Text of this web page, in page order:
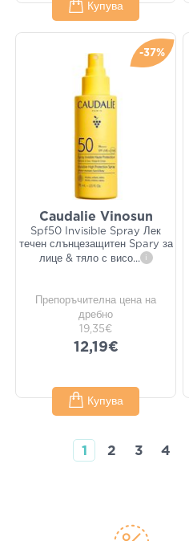
Купува
-37%
Caudalie Vinosun
Spf50 Invisible Spray Лек
течен слънцезащитен Spary за
лице & тяло с висо... i
Препоръчителна цена на
дребно
19,35€
12,19€
Купува
1 2 3 4